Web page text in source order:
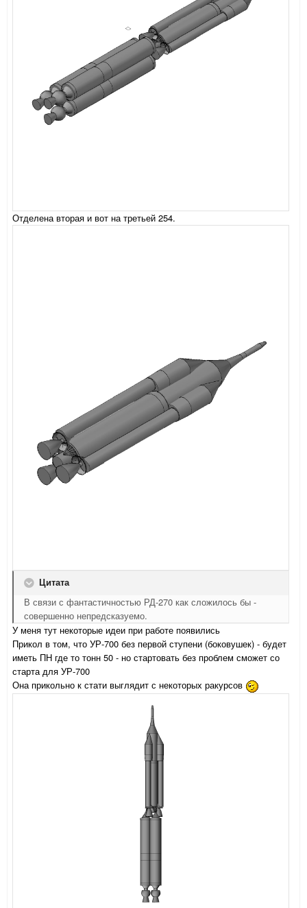
Отделена вторая и вот на третьей 254.
Цитата
В связи с фантастичностью РД-270 как сложилось бы -
совершенно непредсказуемо.
У меня тут некоторые идеи при работе появились
Прикол в том, что УР-700 без первой ступени (боковушек) - будет
иметь ПН где то тонн 50 - но стартовать без проблем сможет со
старта для УР-700
Она прикольно к стати выглядит с некоторых ракурсов